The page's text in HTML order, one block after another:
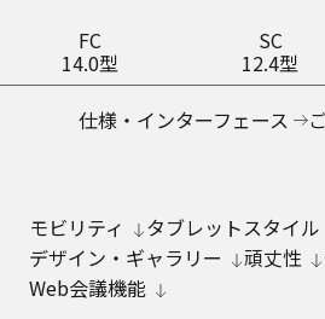
FC
14.0型
SC
12.4型
仕様・インターフェース
モビリティ タブレットスタイル
デザイン・ギャラリー
頑丈性
Web会議機能